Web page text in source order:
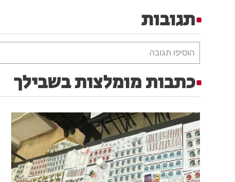
תגובות
הוסיפו תגובה
כתבות מומלצות בשבילך